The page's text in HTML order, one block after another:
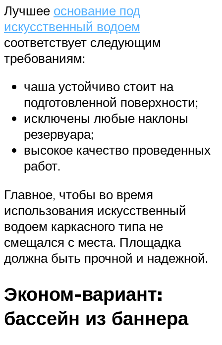
Лучшее основание под
искусственный водоем
соответствует следующим
требованиям:
чаша устойчиво стоит на
подготовленной поверхности;
исключены любые наклоны
резервуара;
высокое качество проведенных
работ.
Главное, чтобы во время
использования искусственный
водоем каркасного типа не
смещался с места. Площадка
должна быть прочной и надежной.
Эконом-вариант:
бассейн из баннера